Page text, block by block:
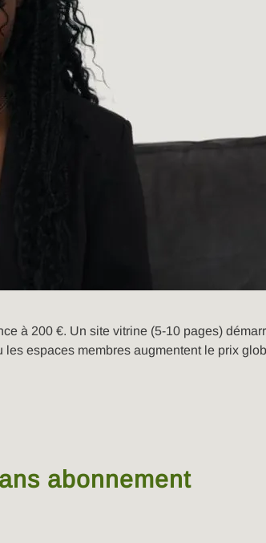
à 200 €. Un site vitrine (5-10 pages)
espaces membres augmentent le prix
abonnement